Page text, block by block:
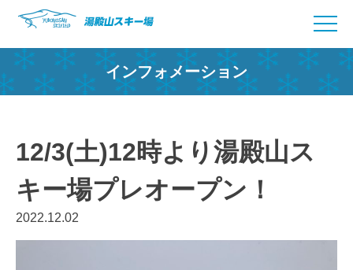
content
インフォメーション
12/3(土)12時より湯殿山ス
キー場プレオープン！
2022.12.02